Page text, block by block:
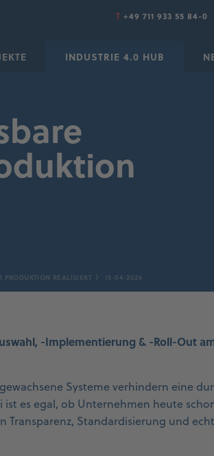
T +49 711 933 55 84-0
INDUSTRIE 4.0 HUB
REALISIERT 15-04-2026
-Implementierung & -Roll-Out
Systeme verhindern eine
es egal, ob Unternehmen heute
Standardisierung und